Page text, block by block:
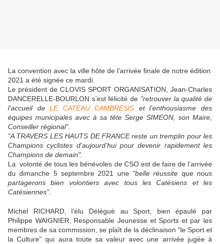
La convention avec la ville hôte de l'arrivée finale de notre édition
2021 a été signée ce mardi.
Le président de CLOVIS SPORT ORGANISATION, Jean-Charles
DANCERELLE-BOURLON s’est félicité de "retrouver la qualité de
l’accueil deLE CATEAU CAMBRESIS et l’enthousiasme des
équipes municipales avec à sa tête Serge SIMEON, son Maire,
Conseiller régional".
"A TRAVERS LES HAUTS DE FRANCE reste un tremplin pour les
Champions cyclistes d’aujourd’hui pour devenir rapidement les
Champions de demain".
La volonté de tous les bénévoles de CSO est de faire de l’arrivée
du dimanche 5 septembre 2021 une "belle réussite que nous
partagerons bien volontiers avec tous les Catésiens et les
Catésiennes".
Michel RICHARD, l’élu Délégué au Sport, bien épaulé par
Philippe WAIGNIER, Responsable Jeunesse et Sports et par les
membres de sa commission, se plaît de la déclinaison "le Sport et
la Culture" qui aura toute sa valeur avec une arrivée jugée à